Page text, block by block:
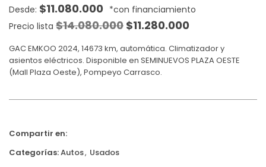
$11.080.000
Precio lista $14.080.000 $11.280.000
GAC EMKOO 2024, 14673 km, automática. Climatizador y
asientos eléctricos. Disponible en SEMINUEVOS PLAZA OESTE
(Mall Plaza Oeste), Pompeyo Carrasco.
Compartir en:
Categorías:Autos, Usados